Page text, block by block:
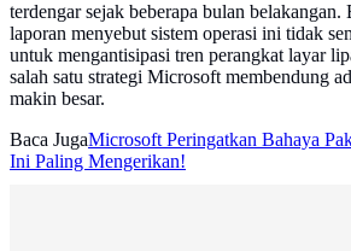
terdengar sejak beberapa bulan belakangan.
laporan menyebut sistem operasi ini tidak
untuk mengantisipasi tren perangkat layar
salah satu strategi Microsoft membendung
makin besar.
Baca JugaMicrosoft Peringatkan Bahaya
Ini Paling Mengerikan!